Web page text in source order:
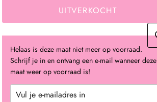
UITVERKOCHT
Helaas is deze maat niet meer op voorraad.
Schrijf je in en ontvang een e-mail wanneer deze
maat weer op voorraad is!